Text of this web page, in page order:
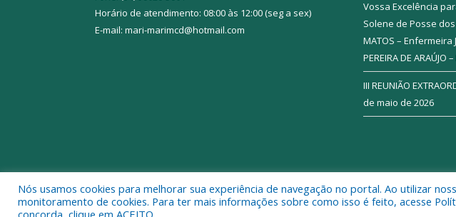
Horário de atendimento: 08:00 às 12:00 (seg a sex)
E-mail: mari-marimcd@hotmail.com
Vossa Excelência
Solene de Posse dos
MATOS – Enfermeira
PEREIRA DE ARAÚJO
III REUNIÃO
de maio de 2026
Todos os direitos reservados a Câmara Municipal de Anapu.
Nós usamos cookies para melhorar sua experiência de navegação no portal. Ao utilizar
monitoramento de cookies. Para ter mais informações sobre como isso é feito, acesse
concorda, clique em ACEITO.